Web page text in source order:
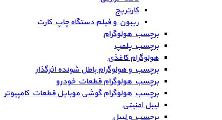
کارتریج
ریبون و فیلم دستگاه چاپ کارت
برچسب هولوگرام
برچسب پلمپ
هولوگرام کاغذی
برچسب و هولوگرام باطل شونده اثرگذار
برچسب هولوگرام قطعات خودرو
برچسب هولوگرام گوشی موبایل قطعات کامپیوتر
لیبل امنیتی
برچسب و لیبل